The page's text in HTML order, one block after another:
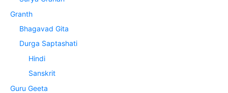
Granth
Bhagavad Gita
Durga Saptashati
Hindi
Sanskrit
Guru Geeta